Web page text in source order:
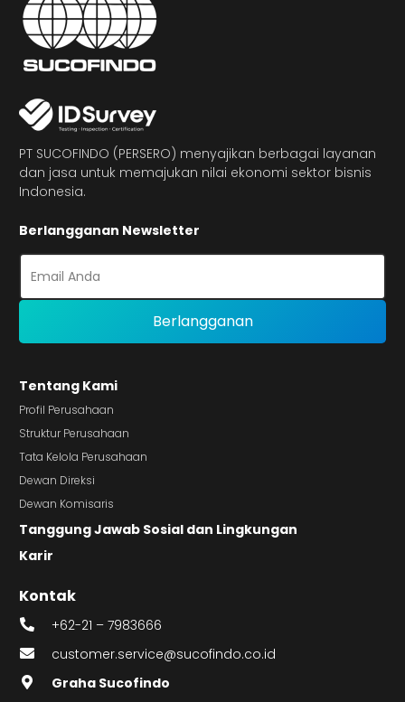
PT SUCOFINDO (PERSERO) menyajikan berbagai layanan
dan jasa untuk memajukan nilai ekonomi sektor bisnis
Indonesia.
Berlangganan Newsletter
Tentang Kami
Profil Perusahaan
Struktur Perusahaan
Tata Kelola Perusahaan
Dewan Direksi
Dewan Komisaris
Tanggung Jawab Sosial dan Lingkungan
Karir
Kontak
+62-21 – 7983666
customer.service@sucofindo.co.id
Graha Sucofindo